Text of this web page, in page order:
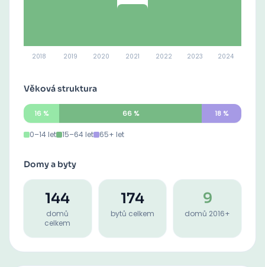
2018 2019 2020 2021 2022 2023 2024
Věková struktura
16 % 66% 18 %
0–14 let 15–64 let 65+ let
Domy a byty
144
domů
celkem
174
bytů celkem
9
domů 2016+